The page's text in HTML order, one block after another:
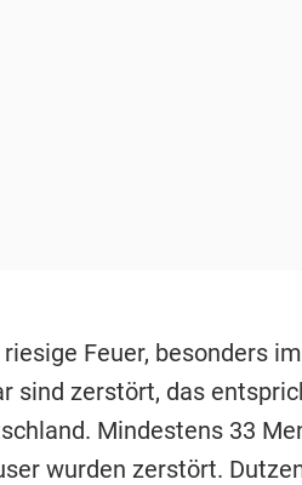
Feuer, besonders
sind zerstört, das
Mindestens 33
wurden zerstört.